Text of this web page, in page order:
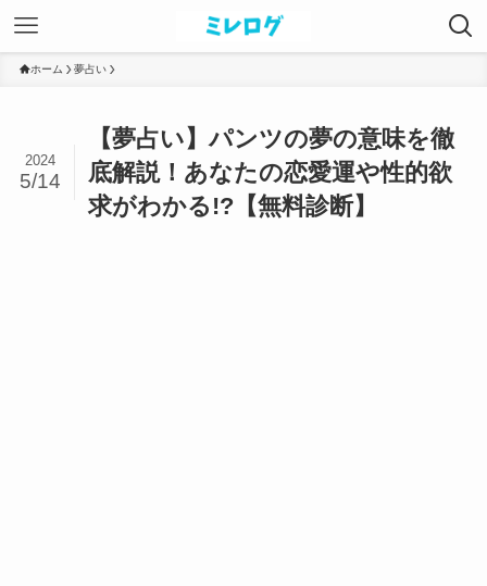
ホーム 夢占い
【夢占い】パンツの夢の意味を徹
底解説！あなたの恋愛運や性的欲
求がわかる!?【無料診断】
2024
5/14